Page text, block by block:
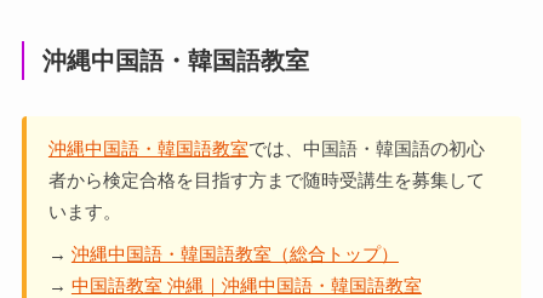
沖縄中国語・韓国語教室
沖縄中国語・韓国語教室では、中国語・韓国語の初心
者から検定合格を目指す方まで随時受講生を募集して
います。
→ 沖縄中国語・韓国語教室（総合トップ）
→ 中国語教室 沖縄｜沖縄中国語・韓国語教室